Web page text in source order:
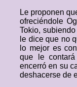
Le proponen
ofreciéndole
Tokio,
le dice que no
lo mejor es
que le
encerró en su
deshacerse de